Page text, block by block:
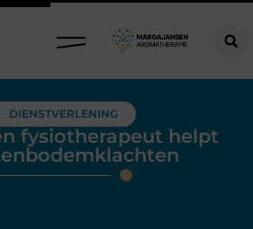
DIENSTVERLENING
fysiotherapeut helpt